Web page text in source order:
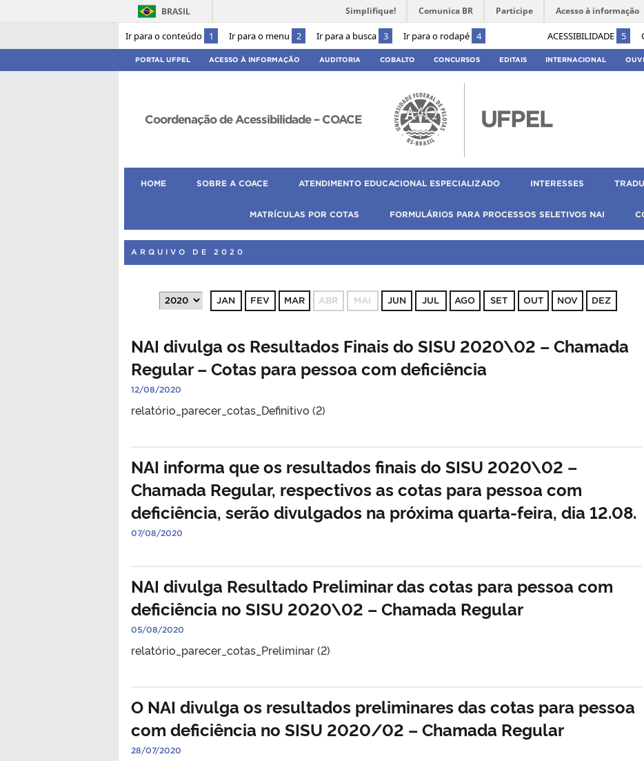
Ir para o conteúdo 1 Ir para o menu 2 Ir para a busca 3 Ir para o rodapé 4 ACESSIBILIDADE 5
BRASIL Simplifique! Comunica BR Participe Acesso à informação
PORTAL UFPEL ACESSO À INFORMAÇÃO AUDITORIA COBALTO CONCURSOS EDITAIS INTERNACIONAL
Coordenação de Acessibilidade – COACE
HOME SOBRE A COACE ATENDIMENTO EDUCACIONAL ESPECIALIZADO INTERESSES
MATRÍCULAS POR COTAS FORMULÁRIOS PARA PROCESSOS SELETIVOS NAI
ARQUIVO DE 2020
JAN FEV MAR ABR MAI JUN JUL AGO SET OUT NOV DEZ
NAI divulga os Resultados Finais do SISU 2020\02 – Chamada
Regular – Cotas para pessoa com deficiência
12/08/2020
relatório_parecer_cotas_Definitivo (2)
NAI informa que os resultados finais do SISU 2020\02 –
Chamada Regular, respectivos as cotas para pessoa com
deficiência, serão divulgados na próxima quarta-feira, dia 12.08.
07/08/2020
NAI divulga Resultado Preliminar das cotas para pessoa com
deficiência no SISU 2020\02 – Chamada Regular
05/08/2020
relatório_parecer_cotas_Preliminar (2)
O NAI divulga os resultados preliminares das cotas para pessoa
com deficiência no SISU 2020/02 – Chamada Regular
28/07/2020